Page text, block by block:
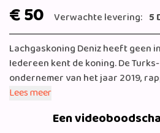
€ 50 Verwachte levering: 5
Lachgaskoning Deniz heeft geen
Iedereen kent de koning. De Turks- Nederlandse
ondernemer van het jaar 2019, rapper en vlogger is een
strakke waarde in de Nederlandse game. Hij domineert de
de rapgame ook domineren. Het
Lees meer
Een